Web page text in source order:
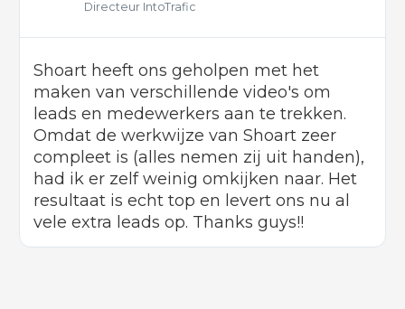
Directeur IntoTrafic
Shoart heeft ons geholpen met het
maken van verschillende video's om
leads en medewerkers aan te trekken.
Omdat de werkwijze van Shoart zeer
compleet is (alles nemen zij uit handen),
had ik er zelf weinig omkijken naar. Het
resultaat is echt top en levert ons nu al
vele extra leads op. Thanks guys!!